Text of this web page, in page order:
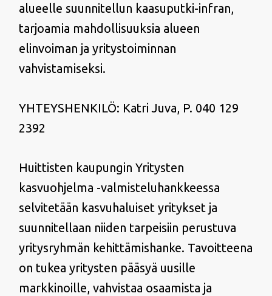
alueelle suunnitellun kaasuputki-infran,
tarjoamia mahdollisuuksia alueen
elinvoiman ja yritystoiminnan
vahvistamiseksi.
YHTEYSHENKILÖ: Katri Juva, P. 040 129
2392
Huittisten kaupungin Yritysten
kasvuohjelma -valmisteluhankkeessa
selvitetään kasvuhaluiset yritykset ja
suunnitellaan niiden tarpeisiin perustuva
yritysryhmän kehittämishanke. Tavoitteena
on tukea yritysten pääsyä uusille
markkinoille, vahvistaa osaamista ja